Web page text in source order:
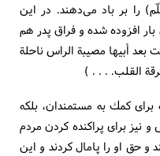
را بر باد می‌دهند. در این
افزوده شده و فراق پدر هم
بعد أبیها مصیبة الراس ناحلة
القلب. . . . )
برای كمك به مستمندان، بلكه
نیز برای پراكنده كردن مردم
و حق او را پامال كردند و این